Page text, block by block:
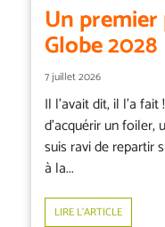
Un premier
Globe 2028
7 juillet 2026
Il l’avait dit, il l’a
d’acquérir un foiler,
suis ravi de repartir
à la...
LIRE L’ARTICLE